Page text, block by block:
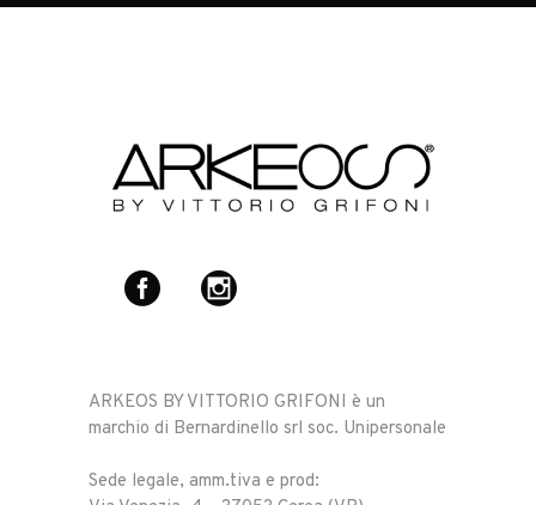
ARKEOS BY VITTORIO GRIFONI è un
marchio di Bernardinello srl soc. Unipersonale
Sede legale, amm.tiva e prod: